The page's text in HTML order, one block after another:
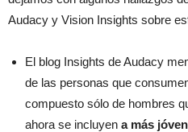
Audacy y Vision Insights sobre
El blog Insights de Audacy
de las personas que
compuesto sólo de hombres
ahora se incluyen a más